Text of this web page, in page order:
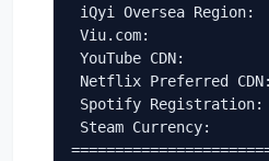
iQyi Oversea
Viu.com:
YouTube CDN:
Netflix Preferred
Spotify
Steam Currency: